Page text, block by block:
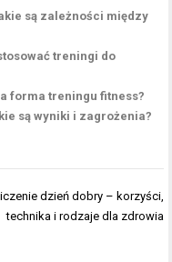
są zależności między
treningi do
forma treningu fitness?
są wyniki i zagrożenia?
dzień dobry – korzyści,
technika i rodzaje dla zdrowia